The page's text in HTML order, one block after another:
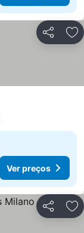
Partilhar
Ver preços
Partilhar